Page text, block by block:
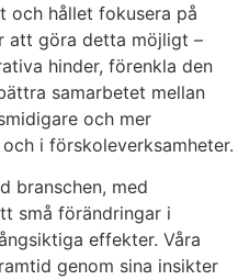
hållet fokusera på
att göra detta möjligt –
hinder, förenkla den
samarbetet mellan
och mer
i förskoleverksamheter.
branschen, med
små förändringar i
effekter. Våra
genom sina insikter